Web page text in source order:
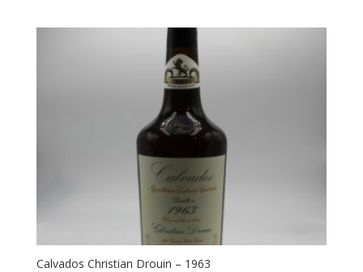
Calvados Christian Drouin – 1963